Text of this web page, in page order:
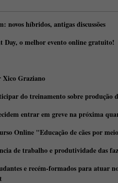
novos híbridos, antigas discussões
Day, o melhor evento online gratuito!
Xico Graziano
do treinamento sobre produção
entrar em greve na próxima
Online "Educação de cães por
de trabalho e produtividade das
e recém-formados para atuar